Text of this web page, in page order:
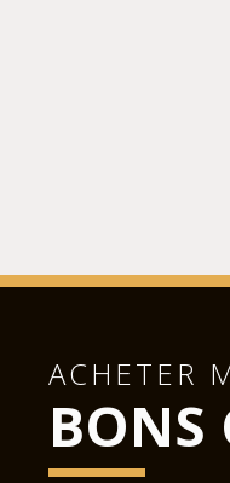
ACHETER
BONS